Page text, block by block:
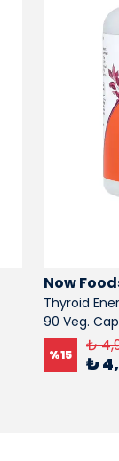
Now
Thyroid
90 Veg.
%15 ₺
₺